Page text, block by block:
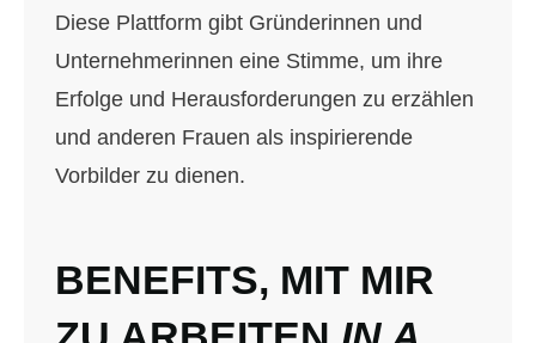
Diese Plattform gibt Gründerinnen und
Unternehmerinnen eine Stimme, um ihre
Erfolge und Herausforderungen zu erzählen
und anderen Frauen als inspirierende
Vorbilder zu dienen.
BENEFITS, MIT MIR